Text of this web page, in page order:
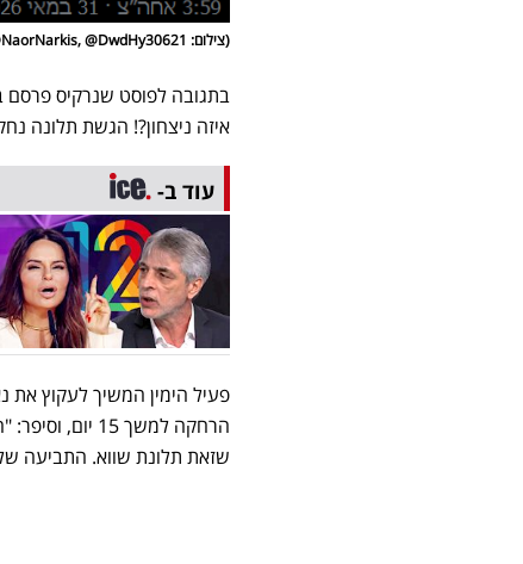
(צילום: NaorNarkis, @DwdHy30621@)
איזה ניצחון?! הגשת תלונה נחקרנו ושוחררנו
עוד ב-
פעיל הימין המשיך לעקוץ את
הרחקה למשך
שזאת תלונת שווא. התביעה